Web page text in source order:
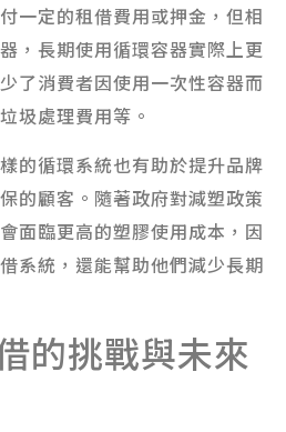
一定的租借費用或押金，但相
，長期使用循環容器實際上更
了消費者因使用一次性容器而
圾處理費用等。
的循環系統也有助於提升品牌
的顧客。隨著政府對減塑政策
面臨更高的塑膠使用成本，因
系統，還能幫助他們減少長期
的挑戰與未來